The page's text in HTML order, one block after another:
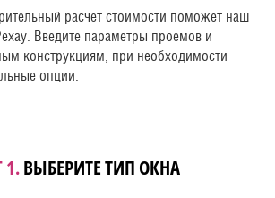
расчет стоимости поможет наш
Введите параметры проемов и
конструкциям, при необходимости
опции.
1.ВЫБЕРИТЕ ТИП ОКНА